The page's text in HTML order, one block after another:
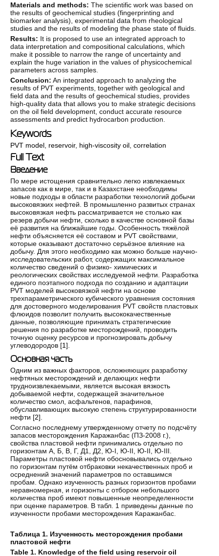
Materials and methods: The scientific work was based on
the results of geochemical studies (fingerprinting and
biomarker analysis), experimental data from rheological
studies and the results of modeling the phase state of fluids.
Results: It is proposed to use an integrated approach to
data interpretation and compositional calculations, which
make it possible to narrow the range of uncertainty and
explain the huge variation in the values of physicochemical
parameters across samples.
Conclusion: An integrated approach to analyzing the
results of PVT experiments, together with geological and
field data and the results of geochemical studies, provides
high-quality data that allows you to make strategic decisions
on the oil field development, conduct accurate resource
assessments and predict hydrocarbon production.
Keywords
PVT model reservoir, high-viscosity oil ,correlation
Full Text
Введение
По мере истощения сравнительно легко извлекаемых
запасов как в мире, так и в Казахстане необходимы
новые подходы в области разработки технологий добычи
высоковязких нефтей. В промышленно развитых странах
высоковязкая нефть рассматривается не столько как
резерв добычи нефти, сколько в качестве основной базы
её развития на ближайшие годы. Особенность тяжёлой
нефти объясняется её составом и PVT свойствами,
которые оказывают достаточно серьёзное влияние на
добычу. Для этого необходимо как можно больше научно-
исследовательских работ, содержащих максимальное
количество сведений о физико- химических и
реологических свойствах исследуемой нефти. Разработка
единого поэтапного подхода по созданию и адаптации
PVT моделей высоковязкой нефти на основе
трехпараметрического кубического уравнения состояния
для достоверного моделирования PVT свойств пластовых
флюидов позволит получить высококачественные
данные, позволяющие принимать стратегические
решения по разработке месторождений, проводить
точную оценку ресурсов и прогнозировать добычу
углеводородов [1].
Основная часть
Одним из важных факторов, осложняющих разработку
нефтяных месторождений и делающих нефти
трудноизвлекаемыми, является высокая вязкость
добываемой нефти, содержащей значительное
количество смол, асфальтенов, парафинов,
обуславливающих высокую степень структурированности
нефти [2].
Согласно последнему утвержденному отчету по подсчёту
запасов месторождения Каражанбас (ПЗ-2008 г.),
свойства пластовой нефти принимались отдельно по
горизонтам А, Б, В, Г, Д1, Д2, Ю-I, Ю-II, Ю-II, Ю-III.
Параметры пластовой нефти обосновывались отдельно
по горизонтам путём отбраковки некачественных проб и
осреднений значений параметров по оставшимся
пробам. Однако изученность разных горизонтов пробами
неравномерная, и горизонты с отбором небольшого
количества проб имеют повышенные неопределенности
при оценке параметров. В табл. 1 приведены данные по
изученности пробами месторождения Каражанбас.
Таблица 1. Изученность месторождения пробами
пластовой нефти
Table 1. Knowledge of the field using reservoir oil